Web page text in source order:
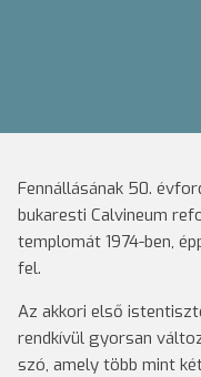
Fennállásának 50.
bukaresti Calvineum
templomát 1974-ben,
fel.
Az akkori első
rendkívül gyorsan
szó, amely több mint